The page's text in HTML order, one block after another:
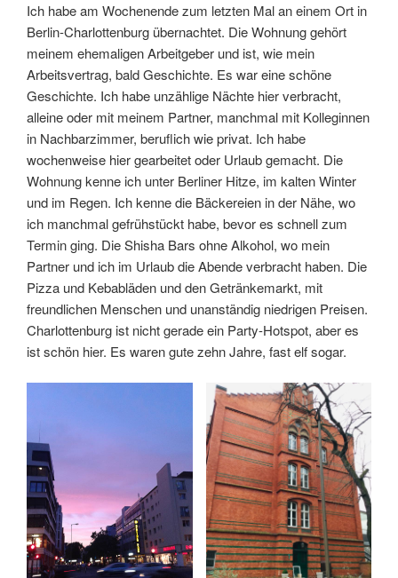
Ich habe am Wochenende zum letzten Mal an einem Ort in
Berlin-Charlottenburg übernachtet. Die Wohnung gehört
meinem ehemaligen Arbeitgeber und ist, wie mein
Arbeitsvertrag, bald Geschichte. Es war eine schöne
Geschichte. Ich habe unzählige Nächte hier verbracht,
alleine oder mit meinem Partner, manchmal mit Kolleginnen
in Nachbarzimmer, beruflich wie privat. Ich habe
wochenweise hier gearbeitet oder Urlaub gemacht. Die
Wohnung kenne ich unter Berliner Hitze, im kalten Winter
und im Regen. Ich kenne die Bäckereien in der Nähe, wo
ich manchmal gefrühstückt habe, bevor es schnell zum
Termin ging. Die Shisha Bars ohne Alkohol, wo mein
Partner und ich im Urlaub die Abende verbracht haben. Die
Pizza und Kebabläden und den Getränkemarkt, mit
freundlichen Menschen und unanständig niedrigen Preisen.
Charlottenburg ist nicht gerade ein Party-Hotspot, aber es
ist schön hier. Es waren gute zehn Jahre, fast elf sogar.